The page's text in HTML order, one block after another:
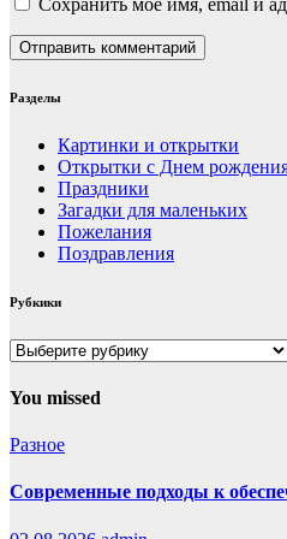
Разделы
Картинки и открытки
Открытки с Днем
Праздники
Загадки для маленьких
Пожелания
Поздравления
Рубкики
Рубкики
You missed
Разное
Современные подходы к